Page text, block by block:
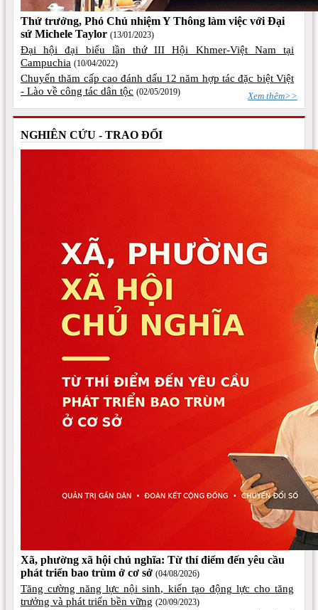
Thứ trưởng, Phó Chủ nhiệm Y Thông làm việc với Đại
sứ Michele Taylor (13/01/2023)
Đại hội đại biểu lần thứ III Hội Khmer-Việt Nam tại
Campuchia (10/04/2022)
Chuyến thăm cấp cao đánh dấu 12 năm hợp tác đặc biệt Việt
- Lào về công tác dân tộc (02/05/2019) Xem thêm>>
NGHIÊN CỨU - TRAO ĐỔI
Xã, phường xã hội chủ nghĩa: Từ thí điểm đến yêu cầu
phát triển bao trùm ở cơ sở (04/08/2026)
Tăng cường năng lực nội sinh, kiến tạo động lực cho tăng
trưởng và phát triển bền vững (20/09/2023)